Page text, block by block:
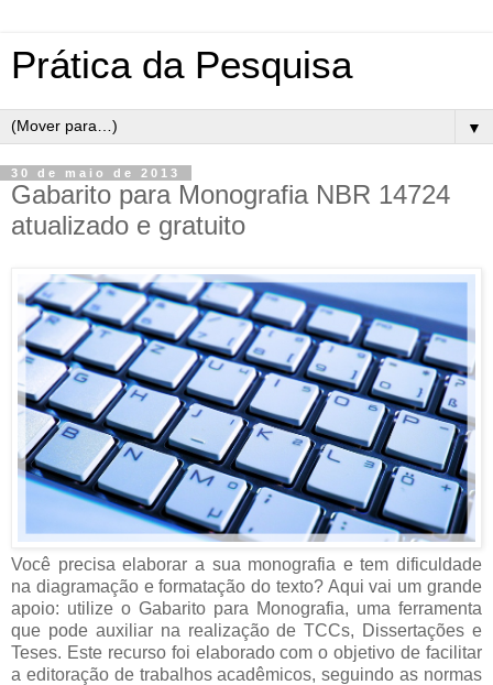
Prática da Pesquisa
▼
30 de maio de 2013
Gabarito para Monografia NBR 14724
atualizado e gratuito
Você precisa elaborar a sua monografia e tem dificuldade
na diagramação e formatação do texto? Aqui vai um grande
apoio: utilize o Gabarito para Monografia, uma ferramenta
que pode auxiliar na realização de TCCs, Dissertações e
Teses. Este recurso foi elaborado com o objetivo de facilitar
a editoração de trabalhos acadêmicos, seguindo as normas